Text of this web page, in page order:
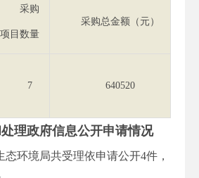
采购
项目数量
采购总金额（元）
7 640520
理政府信息公开申请情况
态环境局共受理依申请公开4件，